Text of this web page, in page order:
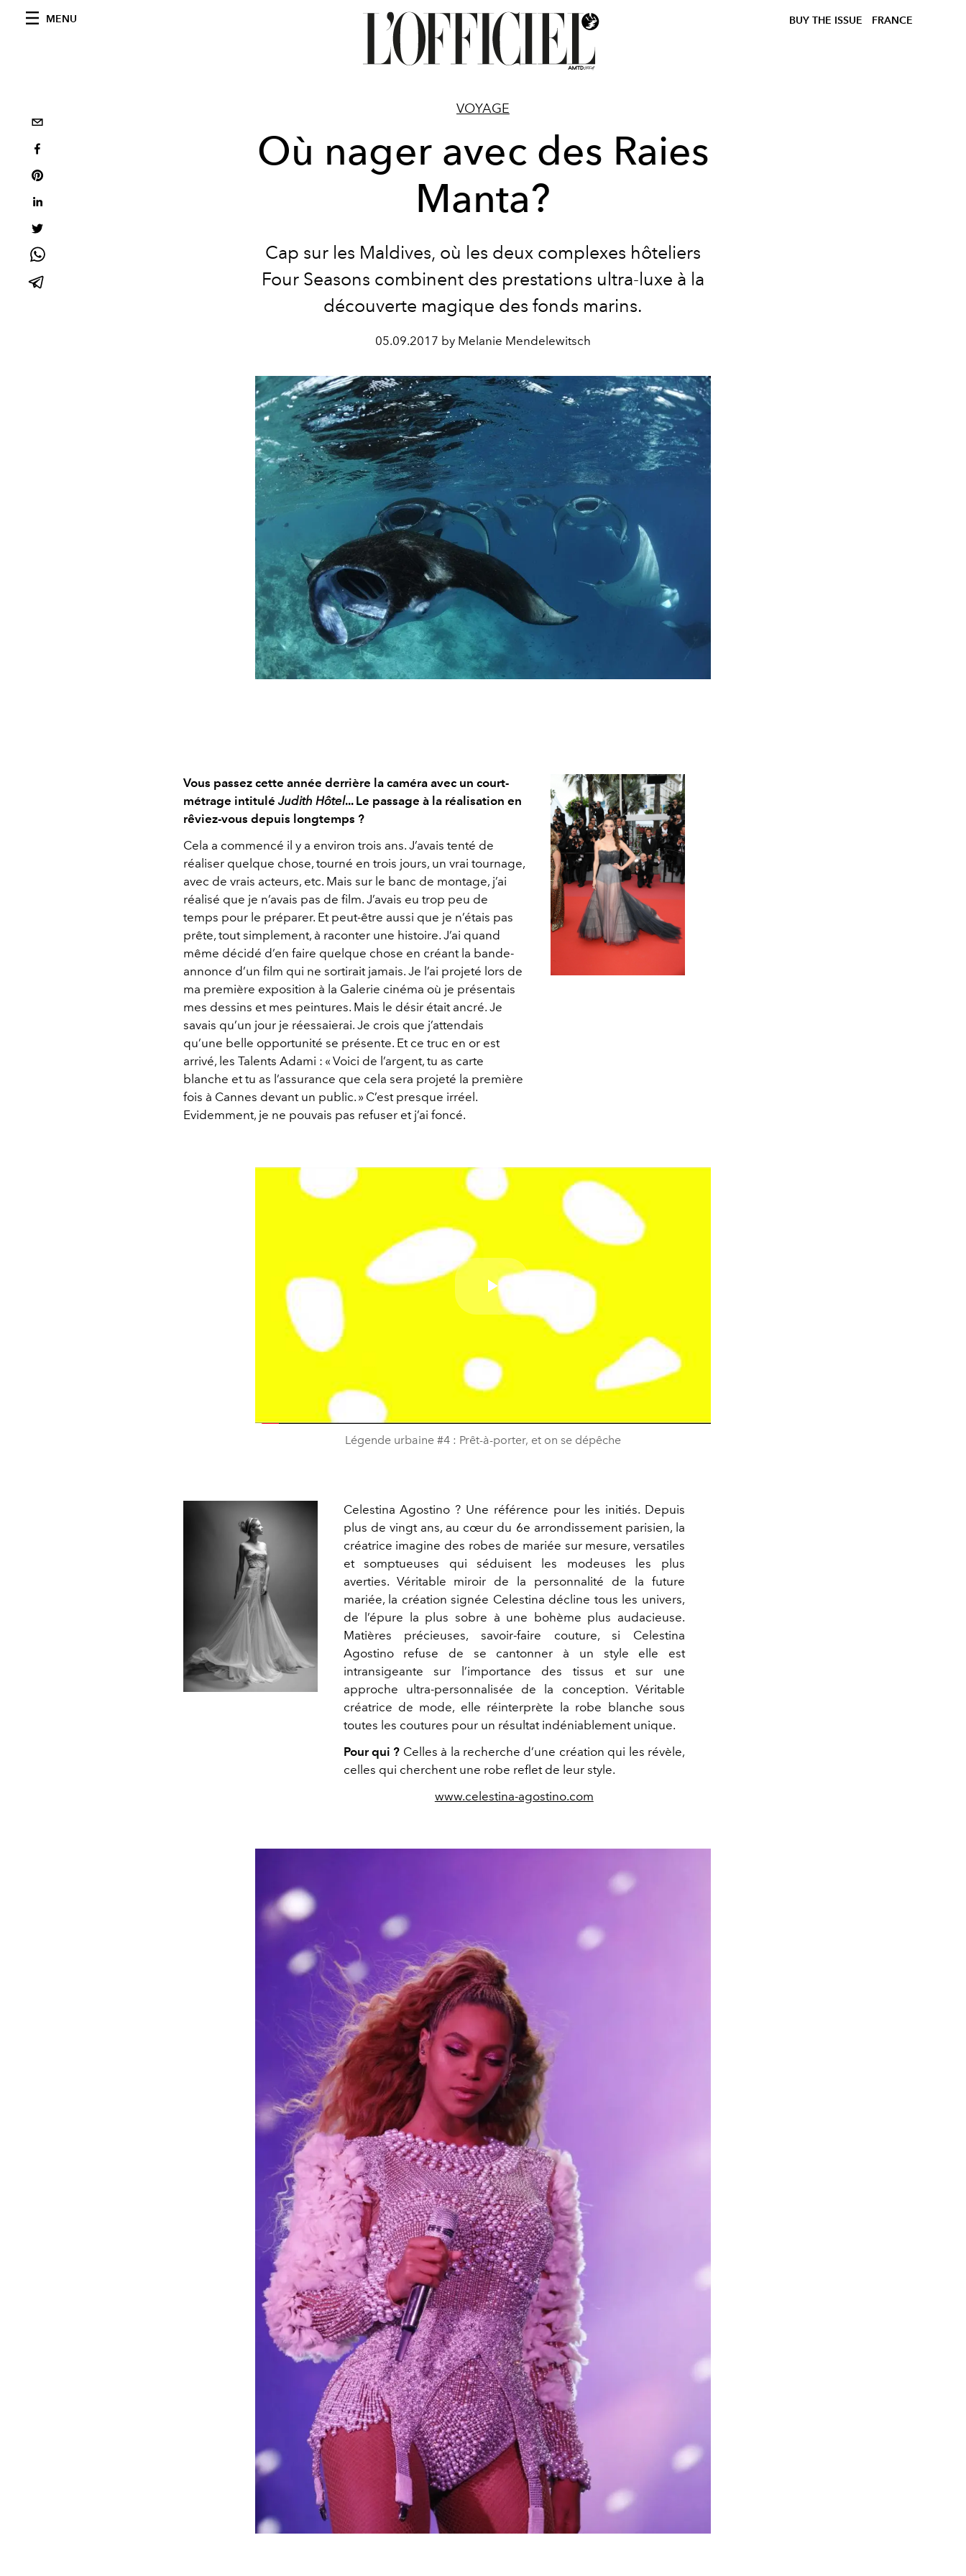
MENU BUY THE ISSUE FRANCE
VOYAGE
Où nager avec des Raies
Manta?
Cap sur les Maldives, où les deux complexes hôteliers
Four Seasons combinent des prestations ultra-luxe à la
découverte magique des fonds marins.
05.09.2017 by Melanie Mendelewitsch
Vous passez cette année derrière la caméra avec un court-
métrage intitulé Judith Hôtel... Le passage à la réalisation en
rêviez-vous depuis longtemps ?
Cela a commencé il y a environ trois ans. J’avais tenté de
réaliser quelque chose, tourné en trois jours, un vrai tournage,
avec de vrais acteurs, etc. Mais sur le banc de montage, j’ai
réalisé que je n’avais pas de film. J’avais eu trop peu de
temps pour le préparer. Et peut-être aussi que je n’étais pas
prête, tout simplement, à raconter une histoire. J’ai quand
même décidé d’en faire quelque chose en créant la bande-
annonce d’un film qui ne sortirait jamais. Je l’ai projeté lors de
ma première exposition à la Galerie cinéma où je présentais
mes dessins et mes peintures. Mais le désir était ancré. Je
savais qu’un jour je réessaierai. Je crois que j’attendais
qu’une belle opportunité se présente. Et ce truc en or est
arrivé, les Talents Adami : « Voici de l’argent, tu as carte
blanche et tu as l’assurance que cela sera projeté la première
fois à Cannes devant un public. » C’est presque irréel.
Evidemment, je ne pouvais pas refuser et j’ai foncé.
Play
Video
Légende urbaine #4 : Prêt-à-porter, et on se dépêche
Celestina Agostino ? Une référence pour les initiés. Depuis
plus de vingt ans, au cœur du 6e arrondissement parisien, la
créatrice imagine des robes de mariée sur mesure, versatiles
et somptueuses qui séduisent les modeuses les plus
averties. Véritable miroir de la personnalité de la future
mariée, la création signée Celestina décline tous les univers,
de l’épure la plus sobre à une bohème plus audacieuse.
Matières précieuses, savoir-faire couture, si Celestina
Agostino refuse de se cantonner à un style elle est
intransigeante sur l’importance des tissus et sur une
approche ultra-personnalisée de la conception. Véritable
créatrice de mode, elle réinterprète la robe blanche sous
toutes les coutures pour un résultat indéniablement unique.
Pour qui ? Celles à la recherche d’une création qui les révèle,
celles qui cherchent une robe reflet de leur style.
www.celestina-agostino.com